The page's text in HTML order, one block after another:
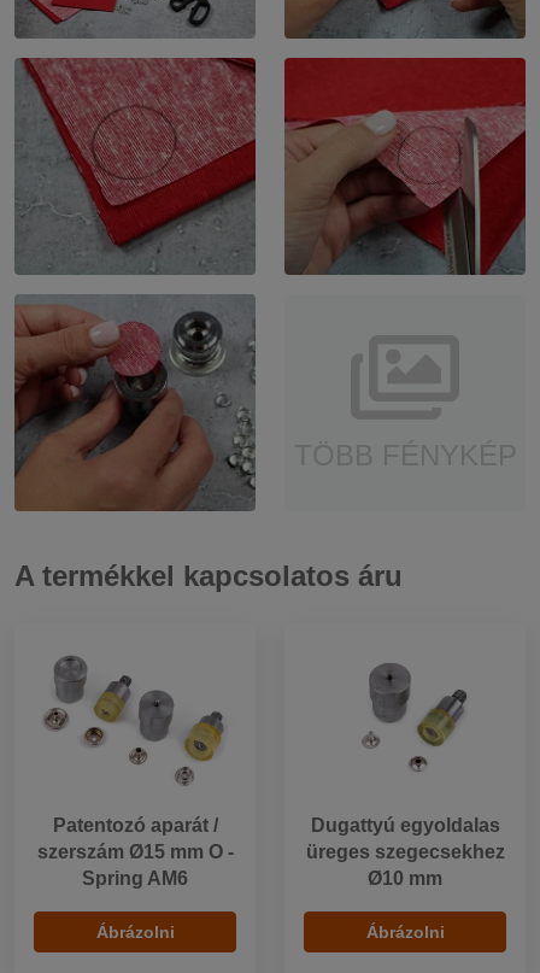
A termékkel kapcsolatos áru
Patentozó aparát /
szerszám Ø15 mm O -
Spring AM6
Ábrázolni
Dugattyú egyoldalas
üreges szegecsekhez
Ø10 mm
Ábrázolni